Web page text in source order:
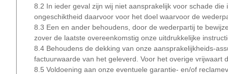
8.2 In ieder geval zijn wij niet aansprakelijk voor schade
ongeschiktheid daarvoor voor het doel waarvoor de
8.3 Een en ander behoudens, door de wederpartij te
zover de laatste overeenkomstig onze uitdrukkelijke
8.4 Behoudens de dekking van onze aansprakelijkheids-
factuurwaarde van het geleverd. Voor het overige vrijwaart
8.5 Voldoening aan onze eventuele garantie- en/of